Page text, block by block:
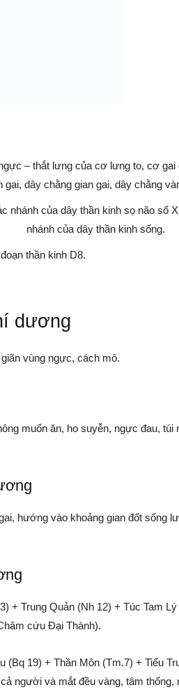
– thắt lưng của cơ lưng to, cơ
gai, dây chằng gian gai, dây chằng
nhánh của dây thần kinh sọ não số
nhánh của dây thần kinh sống.
thần kinh D8.
dương
vùng ngực, cách mô.
muốn ăn, ho suyễn, ngực đau,
hướng vào khoảng gian đốt sống
+ Trung Quản (Nh 12) + Túc Tam
cứu Đại Thành).
(Bq 19) + Thần Môn (Tm.7) + Tiểu
người và mắt đều vàng, tâm thống,